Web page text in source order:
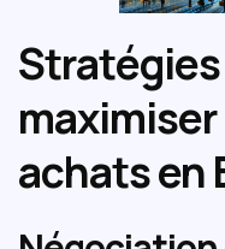
achats en